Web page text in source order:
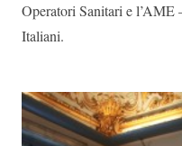
Operatori Sanitari e
Italiani.